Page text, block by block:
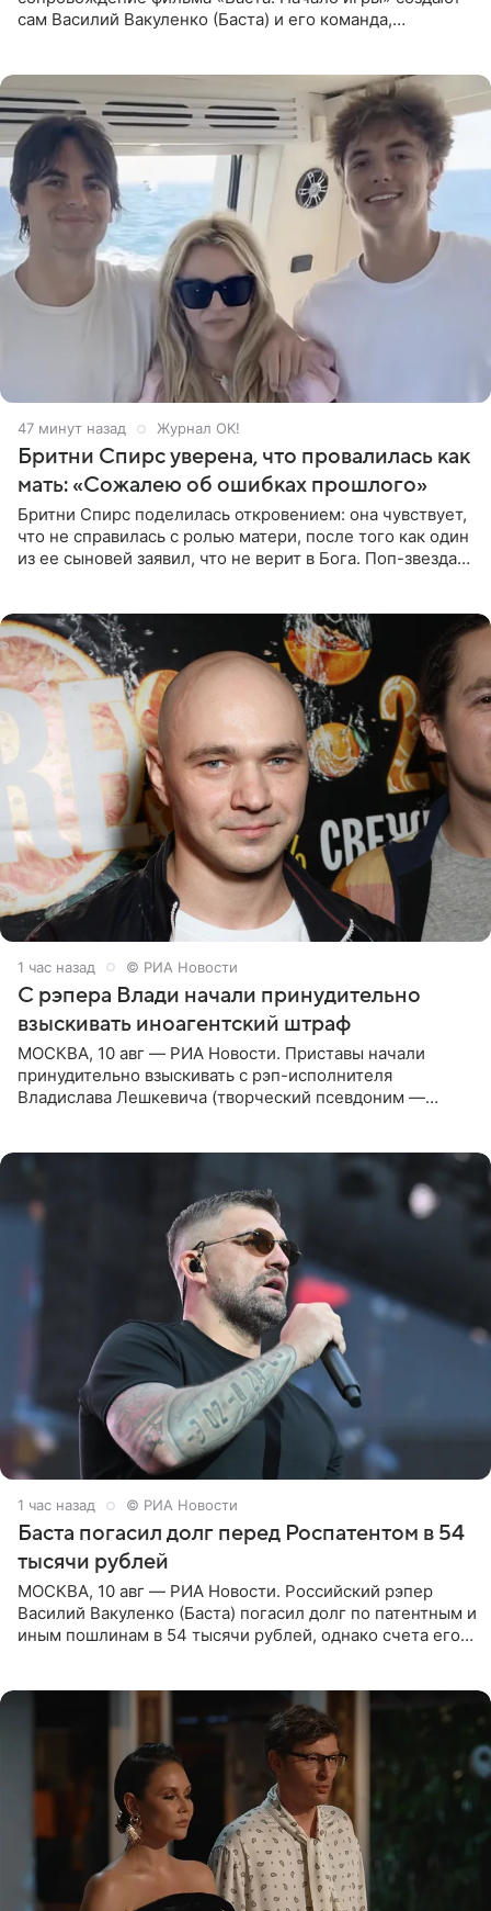
сам Василий Вакуленко (Баста) и его команда,
47 минут назад Журнал OK!
Бритни Спирс уверена, что провалилась как
мать: «Сожалею об ошибках прошлого»
Бритни Спирс поделилась откровением: она чувствует,
что не справилась с ролью матери, после того как один
из ее сыновей заявил, что не верит в Бога. Поп-звезда
1 час назад © РИА Новости
С рэпера Влади начали принудительно
взыскивать иноагентский штраф
МОСКВА, 10 авг — РИА Новости. Приставы начали
принудительно взыскивать с рэп-исполнителя
Владислава Лешкевича (творческий псевдоним —
1 час назад © РИА Новости
Баста погасил долг перед Роспатентом в 54
тысячи рублей
МОСКВА, 10 авг — РИА Новости. Российский рэпер
Василий Вакуленко (Баста) погасил долг по патентным и
иным пошлинам в 54 тысячи рублей, однако счета его